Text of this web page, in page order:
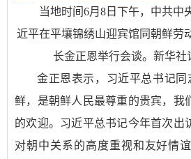
当地时间6月8日下午，中共中
近平在平壤锦绣山迎宾馆同朝鲜劳
长金正恩举行会谈。新华社
金正恩表示，习近平总书记同
鲜，是朝鲜人民最尊重的贵宾，我
的欢迎。习近平总书记今年首次出
对朝中关系的高度重视和友好情